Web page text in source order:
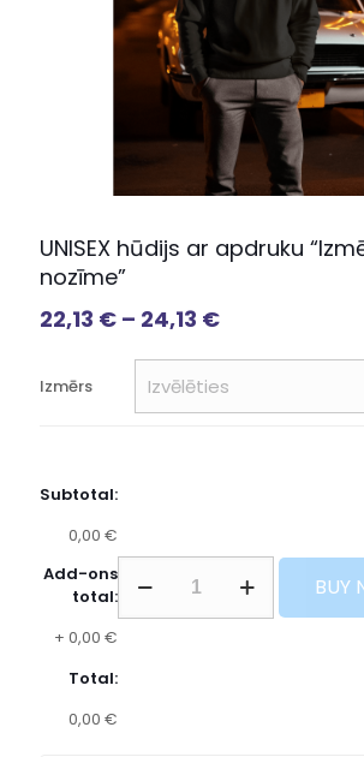
UNISEX hūdijs ar apdruku
nozīme”
22,13 € – 24,13 €
Izmērs
Subtotal:
0,00 €
Add-ons
total:
+ 0,00 €
Total:
0,00 €
BUY